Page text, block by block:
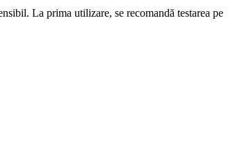
La prima utilizare, se recomandă testarea pe